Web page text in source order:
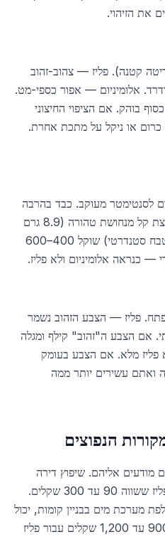
את הזיהוי.
קטנה). פליז — צהוב-זהוב
אלומיניום — אפור כספי-מט.
בוהק. אם הציפוי החיצוני
כרום או ניקל על מתכת אחרת.
כבד — צפיפות 8.4–8.7 גרם לסנטימטר מעוקב. כבד בהרבה
מאלומיניום (2.7 גרם לסמ"ק) וקצת קל מנחושת טהורה (8.9 גרם
לסמ"ק). ברז פליז ממוצע (ברז מטבח סטנדרטי) שוקל 400–600
כנראה אלומיניום ולא פליז.
פליז — הצבע הזהוב נשמר
אם הצבע ה"זהוב" קילף ומגלה
פליז מלא. אם הצבע בעומק
ואתם עשירים יותר ממה
הנפוצים
מודעים אליהם. שיפוץ דירה
ממוצע יכול להניב 5 עד 15 ק"ג פליז ששווה 90 עד 300 שקלים.
מערכת מים בבניין קומות, יכול
להגיע ל-50 ק"ג ויותר — שווה 900 עד 1,200 שקלים עבור פליז